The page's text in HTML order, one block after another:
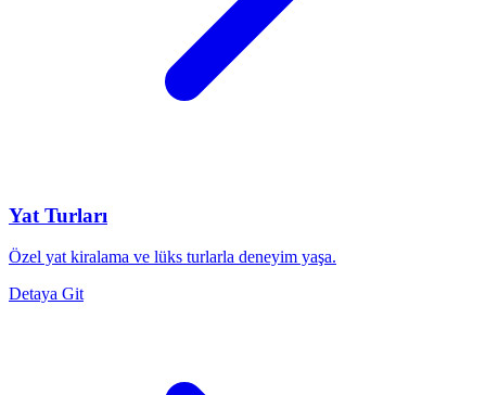
Yat Turları
Özel yat kiralama ve lüks turlarla deneyim yaşa.
Detaya Git